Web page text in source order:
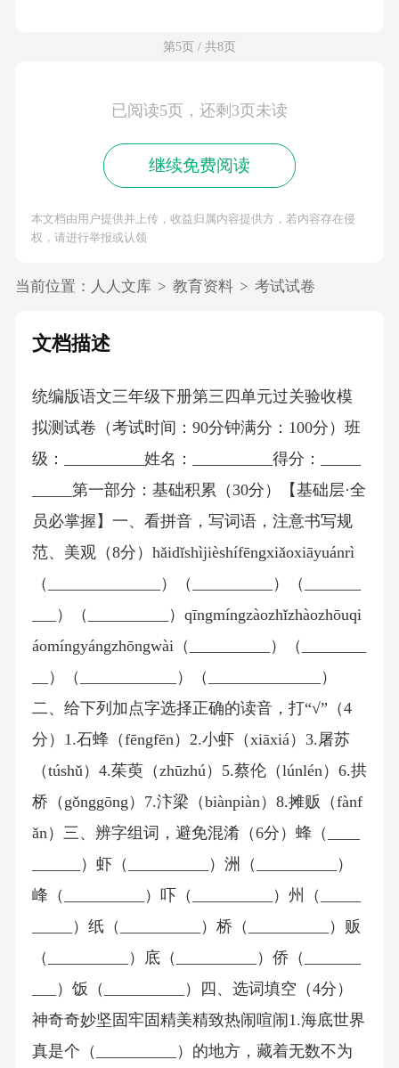
第5页 / 共8页
已阅读5页，还剩3页未读
继续免费阅读
本文档由用户提供并上传，收益归属内容提供方，若内容存在侵
权，请进行举报或认领
当前位置： 人人文库 > 教育资料 > 考试试卷
文档描述
统编版语文三年级下册第三四单元过关验收模
拟测试卷（考试时间：90分钟满分：100分）班
级：__________姓名：__________得分：_____
_____第一部分：基础积累（30分）【基础层·全
员必掌握】一、看拼音，写词语，注意书写规
范、美观（8分）hǎidǐshìjièshífēngxiǎoxiāyuánrì
（______________）（__________）（_______
___）（__________）qīngmíngzàozhǐzhàozhōuqi
áomíngyángzhōngwài（__________）（________
__）（____________）（______________）
二、给下列加点字选择正确的读音，打“√”（4
分）1.石蜂（fēngfēn）2.小虾（xiāxiá）3.屠苏
（túshǔ）4.茱萸（zhūzhú）5.蔡伦（lúnlén）6.拱
桥（gǒnggōng）7.汴梁（biànpiàn）8.摊贩（fànf
ǎn）三、辨字组词，避免混淆（6分）蜂（____
______）虾（__________）洲（__________）
峰（__________）吓（__________）州（_____
_____）纸（__________）桥（__________）贩
（__________）底（__________）侨（_______
___）饭（__________）四、选词填空（4分）
神奇奇妙坚固牢固精美精致热闹喧闹1.海底世界
真是个（__________）的地方，藏着无数不为